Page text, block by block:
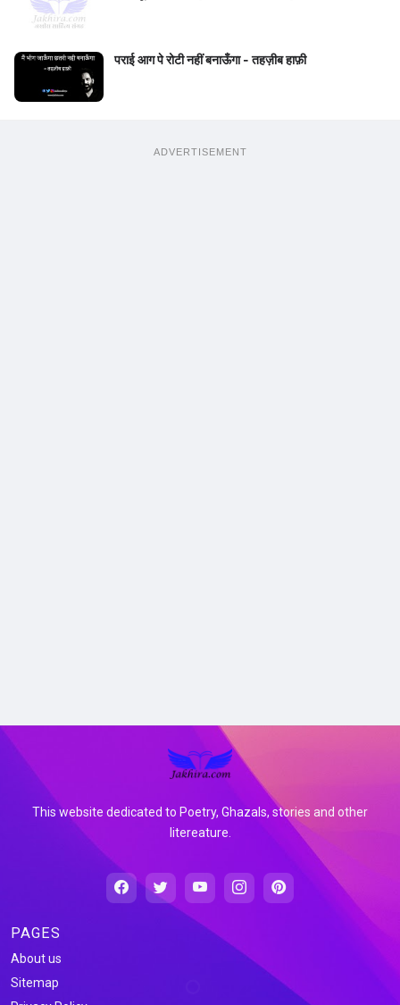
पराई आग पे रोटी नहीं बनाऊँगा - तहज़ीब हाफ़ी
ADVERTISEMENT
This website dedicated to Poetry, Ghazals, stories and other
litereature.
PAGES
About us
Sitemap